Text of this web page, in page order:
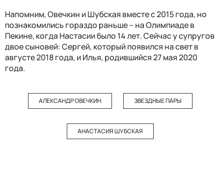
Напомним, Овечкин и Шубская вместе с 2015 года, но
познакомились гораздо раньше – на Олимпиаде в
Пекине, когда Настасии было 14 лет. Сейчас у супругов
двое сыновей: Сергей, который появился на свет в
августе 2018 года, и Илья, родившийся 27 мая 2020
года.
АЛЕКСАНДР ОВЕЧКИН ЗВЕЗДНЫЕ ПАРЫ
АНАСТАСИЯ ШУБСКАЯ